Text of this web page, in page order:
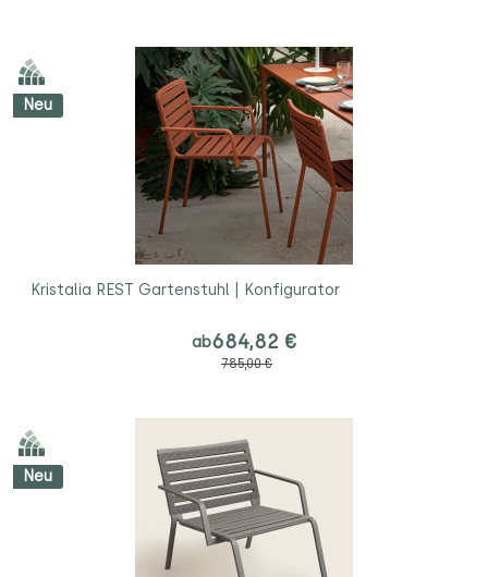
Neu
Kristalia REST Gartenstuhl | Konfigurator
ab684,82 €
785,00 €
Neu